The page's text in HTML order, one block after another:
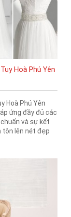
Hoà Phú Yên
Hoà Phú Yên
ứng đầy đủ các
và sự kết
tôn lên nét đẹp